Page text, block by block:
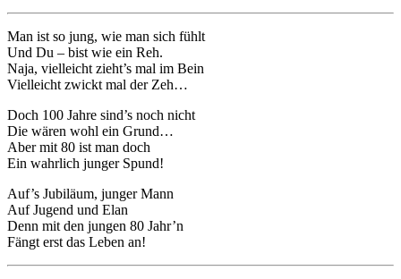
Man ist so jung, wie man sich fühlt
Und Du – bist wie ein Reh.
Naja, vielleicht zieht’s mal im Bein
Vielleicht zwickt mal der Zeh…
Doch 100 Jahre sind’s noch nicht
Die wären wohl ein Grund…
Aber mit 80 ist man doch
Ein wahrlich junger Spund!
Auf’s Jubiläum, junger Mann
Auf Jugend und Elan
Denn mit den jungen 80 Jahr’n
Fängt erst das Leben an!